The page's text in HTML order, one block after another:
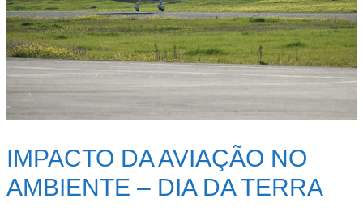
IMPACTO DA AVIAÇÃO NO
AMBIENTE – DIA DA TERRA